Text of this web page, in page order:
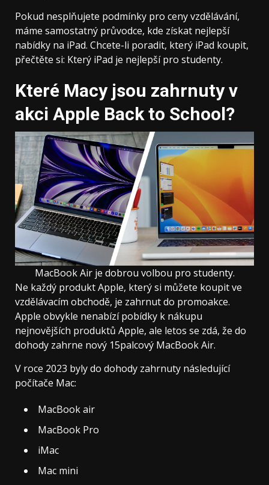
Pokud nesplňujete podmínky pro ceny vzdělávání,
máme samostatný průvodce, kde získat nejlepší
nabídky na iPad. Chcete-li poradit, který iPad koupit,
přečtěte si: Který iPad je nejlepší pro studenty.
Které Macy jsou zahrnuty v
akci Apple Back to School?
MacBook Air je dobrou volbou pro studenty.
Ne každý produkt Apple, který si můžete koupit ve
vzdělávacím obchodě, je zahrnut do promoakce.
Apple obvykle nenabízí pobídky k nákupu
nejnovějších produktů Apple, ale letos se zdá, že do
dohody zahrne nový 15palcový MacBook Air.
V roce 2023 byly do dohody zahrnuty následující
počítače Mac:
MacBook air
MacBook Pro
iMac
Mac mini